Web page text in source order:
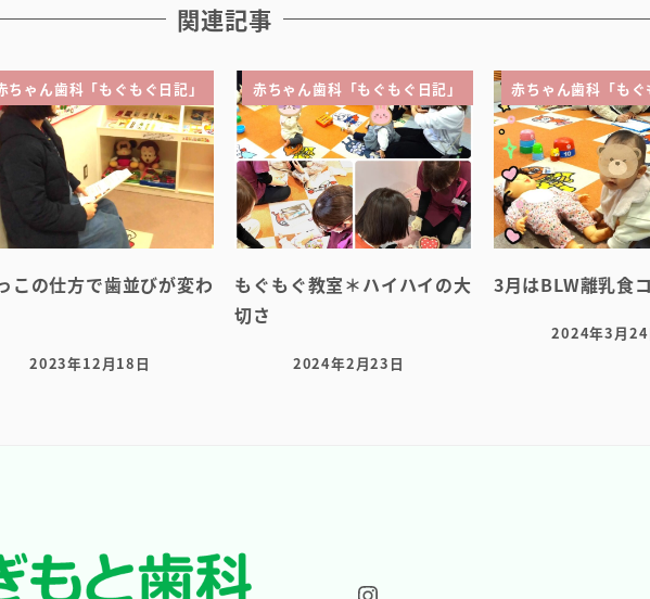
関連記事
ちゃん歯科「もぐもぐ日記」
この仕方で歯並びが変わ
投稿日
2023年12月18日
赤ちゃん歯科「もぐもぐ日記」
もぐもぐ教室＊ハイハイの大
切さ
投稿日
2024年2月23日
赤ちゃん歯科「も
3月はBLW離乳食
投稿日
2024年3月